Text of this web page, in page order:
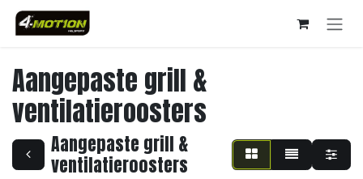
Overslaan naar inhoud
Aangepaste grill &
ventilatieroosters
Aangepaste grill &
ventilatieroosters